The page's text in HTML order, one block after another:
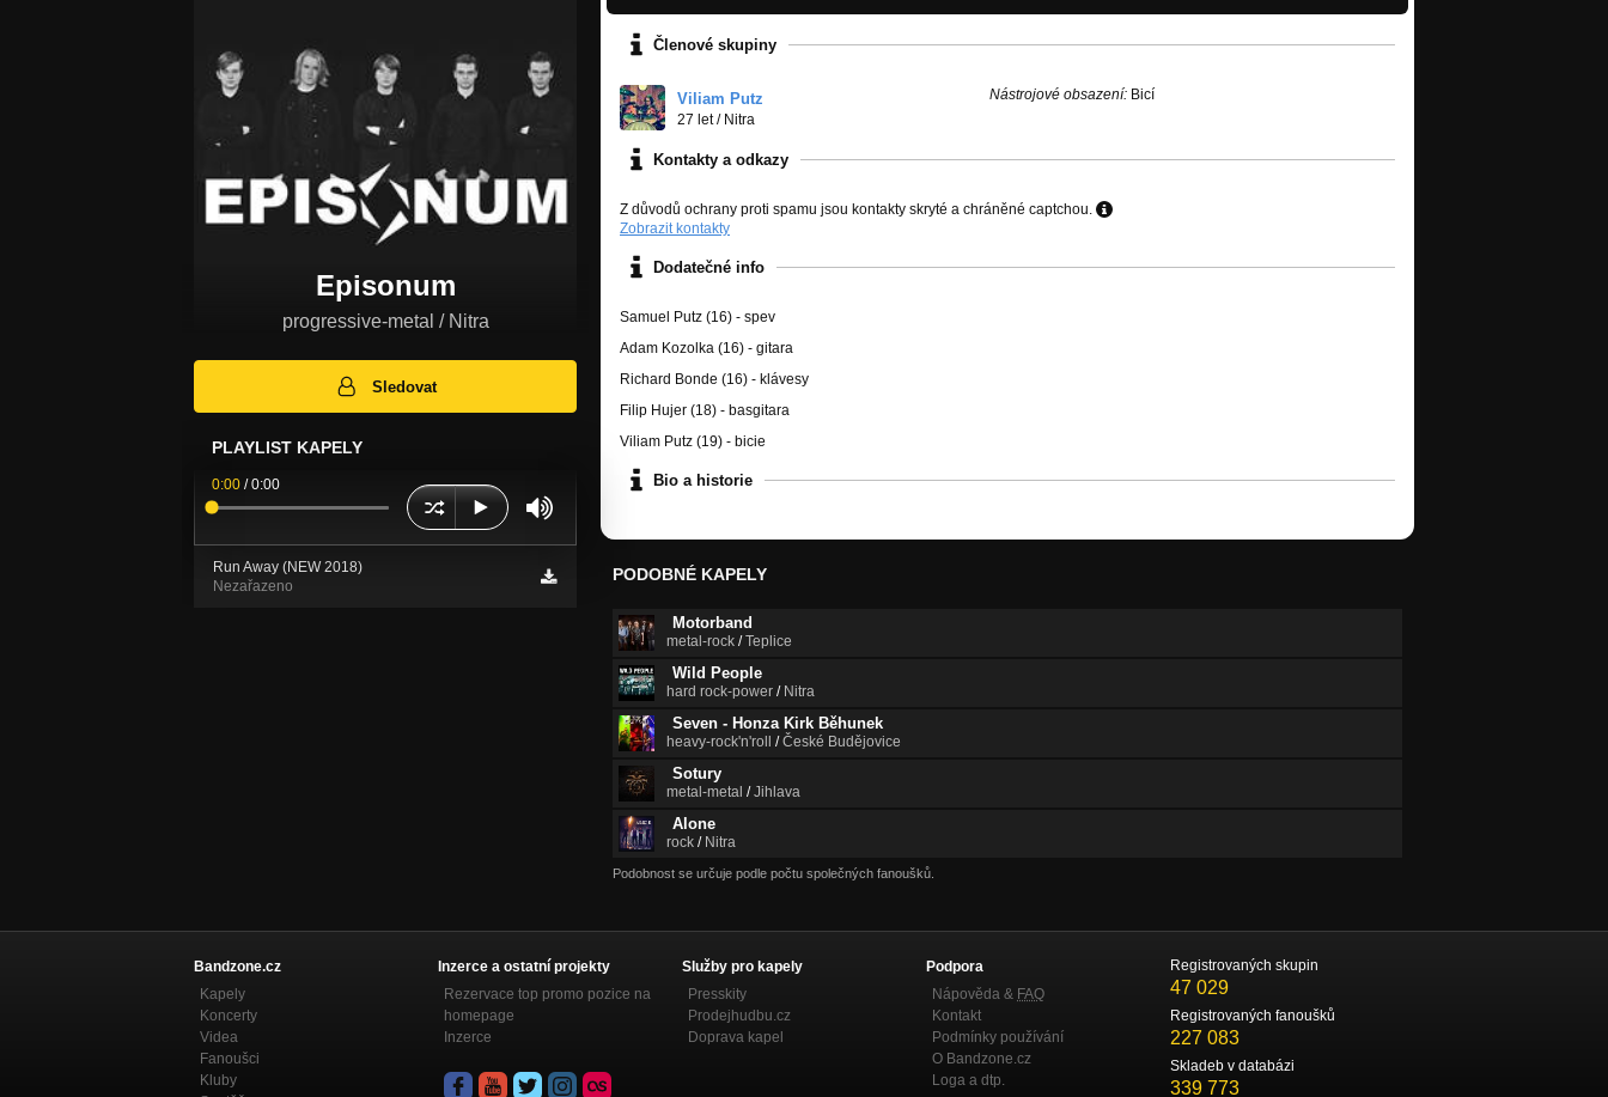
Episonum
progressive-metal / Nitra
Sledovat
PLAYLIST KAPELY
0:00 /0:00
Run Away (NEW 2018)
Nezařazeno
Členové skupiny
Viliam Putz
27 let/ Nitra
Nástrojové obsazení: Bicí
Kontakty a odkazy
Z důvodů ochrany proti spamu jsou kontakty skryté a chráněné captchou.
Zobrazit kontakty
Dodatečné info
Samuel Putz (16) - spev
Adam Kozolka (16) - gitara
Richard Bonde (16) - klávesy
Filip Hujer (18) - basgitara
Viliam Putz (19) - bicie
Bio a historie
PODOBNÉ KAPELY
Motorband
metal-rock /Teplice
Wild People
hard rock-power / Nitra
Seven - Honza Kirk Běhunek
heavy-rock'n'roll /České Budějovice
Sotury
metal-metal /Jihlava
Alone
rock / Nitra
Podobnost se určuje podle počtu společných fanoušků.
Bandzone.cz
Kapely
Koncerty
Videa
Fanoušci
Kluby
Inzerce a ostatní projekty
Rezervace top promo pozice na
homepage
Inzerce
Služby pro kapely
Presskity
Prodejhudbu.cz
Doprava kapel
Podpora
Nápověda & FAQ
Kontakt
Podmínky používání
O Bandzone.cz
Loga a dtp.
Registrovaných skupin
47 029
Registrovaných fanoušků
227 083
Skladeb v databázi
339 773